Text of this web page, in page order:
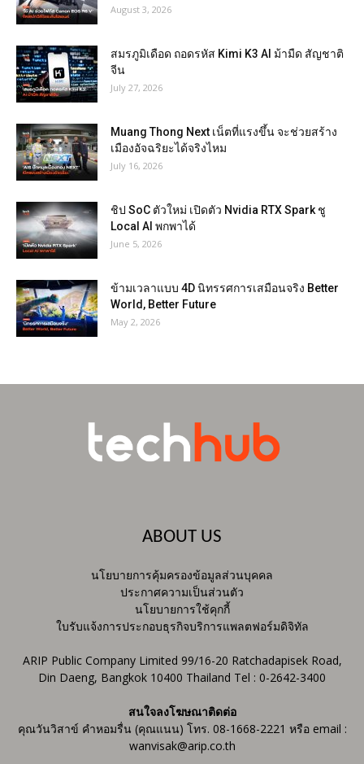
August 3, 2026
สมรภูมิเดือด ถอดรหัส Kimi K3 AI ม้ามืด สัญชาติ
จีน
July 27, 2026
Muang Thong Next เน็ตที่แรงขึ้น จะช่วยสร้าง
เมืองอัจฉริยะได้จริงไหม
July 16, 2026
ชิป SoC ตัวใหม่ เปิดตัว Nvidia RTX Spark ชู
Local AI พกพาได้
June 5, 2026
ข้ามเวลาแบบ 4D นิทรรศการเสมือนจริง Better
World, Better Future
May 2, 2026
ABOUT US
นโยบายการคุ้มครองข้อมูลส่วนบุคคล
ประกาศความเป็นส่วนตัว
นโยบายการใช้คุกกี้
ใบรับแจ้งการประกอบธุรกิจบริการแพลตฟอร์มดิจิทัล
ARIP Public Company Limited 99/16-20 Ratchadapisek Road,
Din Daeng, Bangkok 10400 Thailand Tel : 0-2642-3400
สนใจลงโฆษณาติดต่อ
คุณวันวิสาข์ คำหอมรื่น (คุณแนน) โทร. 08-1668-2221 หรือ email :
wanvisak@arip.co.th